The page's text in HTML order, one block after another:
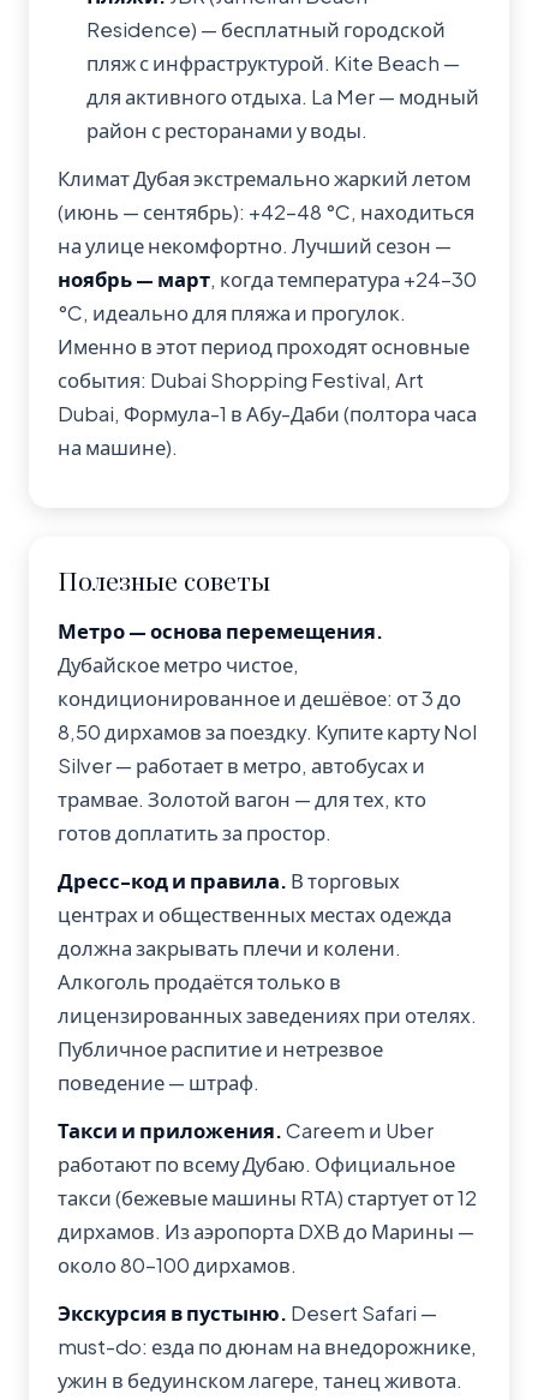
Residence) — бесплатный городской
пляж с инфраструктурой. Kite Beach —
для активного отдыха. La Mer — модный
район с ресторанами у воды.
Климат Дубая экстремально жаркий летом
(июнь — сентябрь): +42–48 °C, находиться
на улице некомфортно. Лучший сезон —
ноябрь — март, когда температура +24–30
°C, идеально для пляжа и прогулок.
Именно в этот период проходят основные
события: Dubai Shopping Festival, Art
Dubai, Формула-1 в Абу-Даби (полтора часа
на машине).
Полезные советы
Метро — основа перемещения.
Дубайское метро чистое,
кондиционированное и дешёвое: от 3 до
8,50 дирхамов за поездку. Купите карту Nol
Silver — работает в метро, автобусах и
трамвае. Золотой вагон — для тех, кто
готов доплатить за простор.
Дресс-код и правила. В торговых
центрах и общественных местах одежда
должна закрывать плечи и колени.
Алкоголь продаётся только в
лицензированных заведениях при отелях.
Публичное распитие и нетрезвое
поведение — штраф.
Такси и приложения.Careem и Uber
работают по всему Дубаю. Официальное
такси (бежевые машины RTA) стартует от 12
дирхамов. Из аэропорта DXB до Марины —
около 80–100 дирхамов.
Экскурсия в пустыню. Desert Safari —
must-do: езда по дюнам на внедорожнике,
ужин в бедуинском лагере, танец живота.